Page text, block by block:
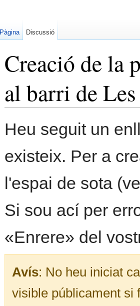
Creació de la
al barri de
Heu seguit un
existeix. Per a
l'espai de sota
Si sou ací per
«Enrere» del
Avís: No heu iniciat
visible públicament
Pàgina Discussió